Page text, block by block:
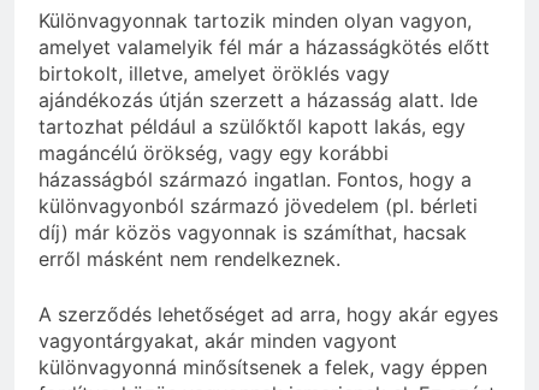
Különvagyonnak tartozik minden olyan vagyon,
amelyet valamelyik fél már a házasságkötés előtt
birtokolt, illetve, amelyet öröklés vagy
ajándékozás útján szerzett a házasság alatt. Ide
tartozhat például a szülőktől kapott lakás, egy
magáncélú örökség, vagy egy korábbi
házasságból származó ingatlan. Fontos, hogy a
különvagyonból származó jövedelem (pl. bérleti
díj) már közös vagyonnak is számíthat, hacsak
erről másként nem rendelkeznek.
A szerződés lehetőséget ad arra, hogy akár egyes
vagyontárgyakat, akár minden vagyont
különvagyonná minősítsenek a felek, vagy éppen